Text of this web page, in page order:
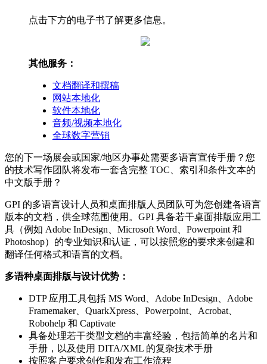
点击下方的电子书了解更多信息。
其他服务：
文档翻译和撰稿
网站本地化
软件本地化
音频/视频本地化
全球数字营销
您的下一场展会或国家/地区办事处需要多语言宣传手册？您
的技术写作团队将发布一套含完整 TOC、索引和条件文本的
中文版手册？
GPI 的多语言设计人员和桌面排版人员团队可为您创建各语言
版本的文档，供全球范围使用。GPI 具备若干桌面排版应用工
具（例如 Adobe InDesign、Microsoft Word、Powerpoint 和
Photoshop）的专业知识和认证，可以按照您的要求来创建和
翻译任何格式和语言的文档。
多语种桌面排版与设计优势：
DTP 应用工具包括 MS Word、Adobe InDesign、Adobe
Framemaker、QuarkXpress、Powerpoint、Acrobat、
Robohelp 和 Captivate
具备处理若干类型文档的丰富经验，包括简单的名片和
手册，以及使用 DITA/XML 的复杂技术手册
按照客户要求创作和发布工作流程